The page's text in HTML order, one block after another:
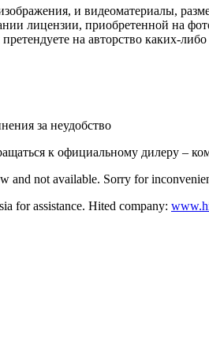
и видеоматериалы,
лицензии, приобретенной на
на авторство каких-
за неудобство
к официальному дилеру –
and not available. Sorry for
for assistance. Hited company: